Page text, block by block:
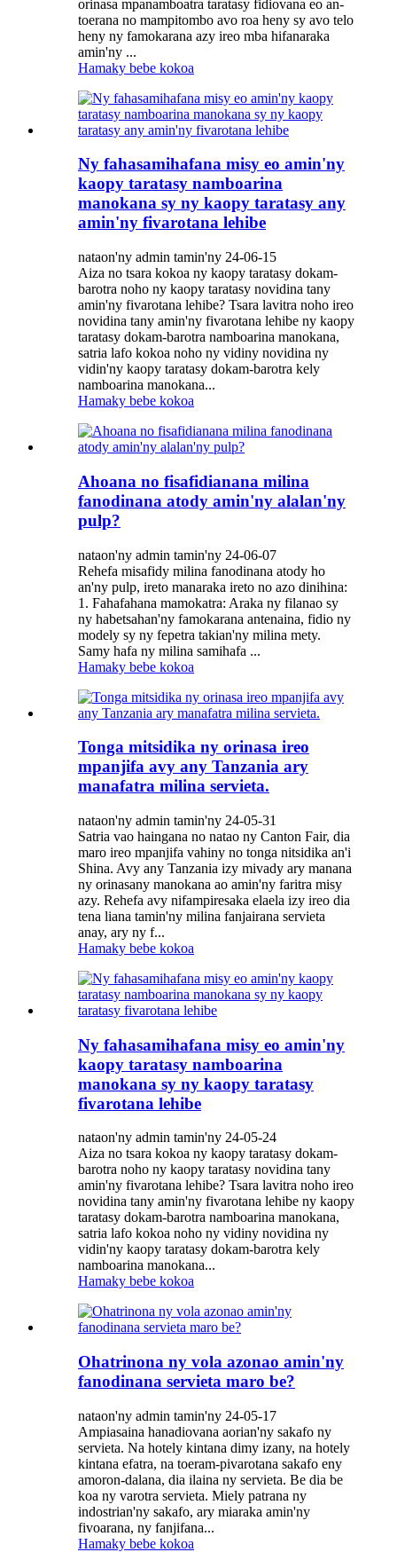
orinasa mpanamboatra taratasy fidiovana eo an-
toerana no mampitombo avo roa heny sy avo telo
heny ny famokarana azy ireo mba hifanaraka
amin'ny ...
Hamaky bebe kokoa
Ny fahasamihafana misy eo amin'ny
kaopy taratasy namboarina
manokana sy ny kaopy taratasy any
amin'ny fivarotana lehibe
nataon'ny admin tamin'ny 24-06-15
Aiza no tsara kokoa ny kaopy taratasy dokam-
barotra noho ny kaopy taratasy novidina tany
amin'ny fivarotana lehibe? Tsara lavitra noho ireo
novidina tany amin'ny fivarotana lehibe ny kaopy
taratasy dokam-barotra namboarina manokana,
satria lafo kokoa noho ny vidiny novidina ny
vidin'ny kaopy taratasy dokam-barotra kely
namboarina manokana...
Hamaky bebe kokoa
Ahoana no fisafidianana milina
fanodinana atody amin'ny alalan'ny
pulp?
nataon'ny admin tamin'ny 24-06-07
Rehefa misafidy milina fanodinana atody ho
an'ny pulp, ireto manaraka ireto no azo dinihina:
1. Fahafahana mamokatra: Araka ny filanao sy
ny habetsahan'ny famokarana antenaina, fidio ny
modely sy ny fepetra takian'ny milina mety.
Samy hafa ny milina samihafa ...
Hamaky bebe kokoa
Tonga mitsidika ny orinasa ireo
mpanjifa avy any Tanzania ary
manafatra milina servieta.
nataon'ny admin tamin'ny 24-05-31
Satria vao haingana no natao ny Canton Fair, dia
maro ireo mpanjifa vahiny no tonga nitsidika an'i
Shina. Avy any Tanzania izy mivady ary manana
ny orinasany manokana ao amin'ny faritra misy
azy. Rehefa avy nifampiresaka elaela izy ireo dia
tena liana tamin'ny milina fanjairana servieta
anay, ary ny f...
Hamaky bebe kokoa
Ny fahasamihafana misy eo amin'ny
kaopy taratasy namboarina
manokana sy ny kaopy taratasy
fivarotana lehibe
nataon'ny admin tamin'ny 24-05-24
Aiza no tsara kokoa ny kaopy taratasy dokam-
barotra noho ny kaopy taratasy novidina tany
amin'ny fivarotana lehibe? Tsara lavitra noho ireo
novidina tany amin'ny fivarotana lehibe ny kaopy
taratasy dokam-barotra namboarina manokana,
satria lafo kokoa noho ny vidiny novidina ny
vidin'ny kaopy taratasy dokam-barotra kely
namboarina manokana...
Hamaky bebe kokoa
Ohatrinona ny vola azonao amin'ny
fanodinana servieta maro be?
nataon'ny admin tamin'ny 24-05-17
Ampiasaina hanadiovana aorian'ny sakafo ny
servieta. Na hotely kintana dimy izany, na hotely
kintana efatra, na toeram-pivarotana sakafo eny
amoron-dalana, dia ilaina ny servieta. Be dia be
koa ny varotra servieta. Miely patrana ny
indostrian'ny sakafo, ary miaraka amin'ny
fivoarana, ny fanjifana...
Hamaky bebe kokoa